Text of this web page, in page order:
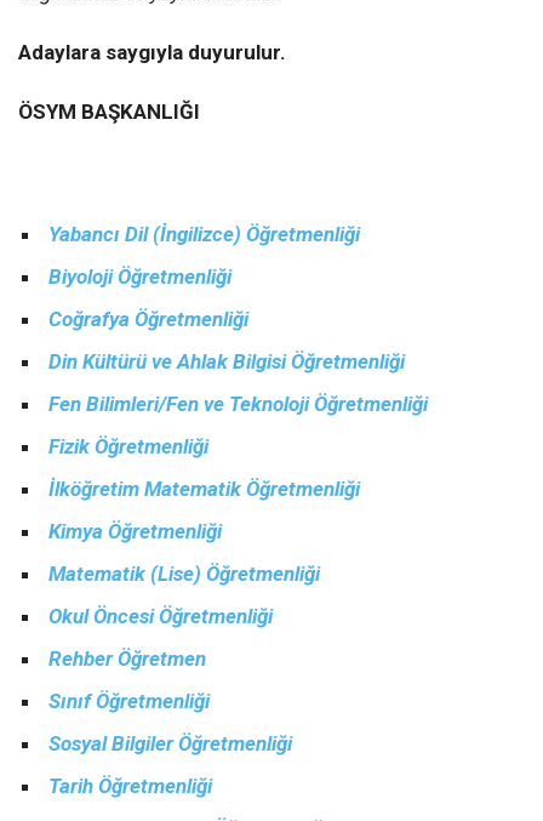
Adaylara saygıyla duyurulur.
ÖSYM BAŞKANLIĞI
Yabancı Dil (İngilizce) Öğretmenliği
Biyoloji Öğretmenliği
Coğrafya Öğretmenliği
Din Kültürü ve Ahlak Bilgisi Öğretmenliği
Fen Bilimleri/Fen ve Teknoloji Öğretmenliği
Fizik Öğretmenliği
İlköğretim Matematik Öğretmenliği
Kimya Öğretmenliği
Matematik (Lise) Öğretmenliği
Okul Öncesi Öğretmenliği
Rehber Öğretmen
Sınıf Öğretmenliği
Sosyal Bilgiler Öğretmenliği
Tarih Öğretmenliği